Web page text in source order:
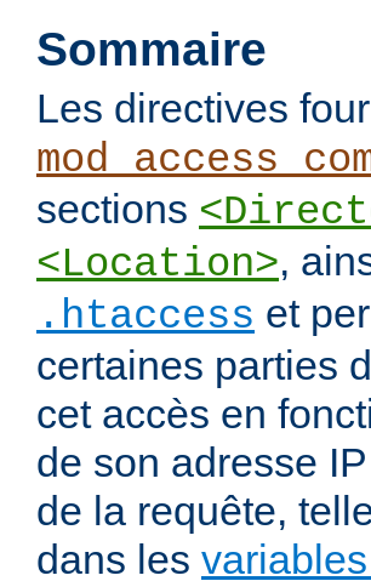
Sommaire
Les directives
sections
<Location>,
.htaccess et
certaines parties
cet accès en
de son adresse
de la requête,
dans les